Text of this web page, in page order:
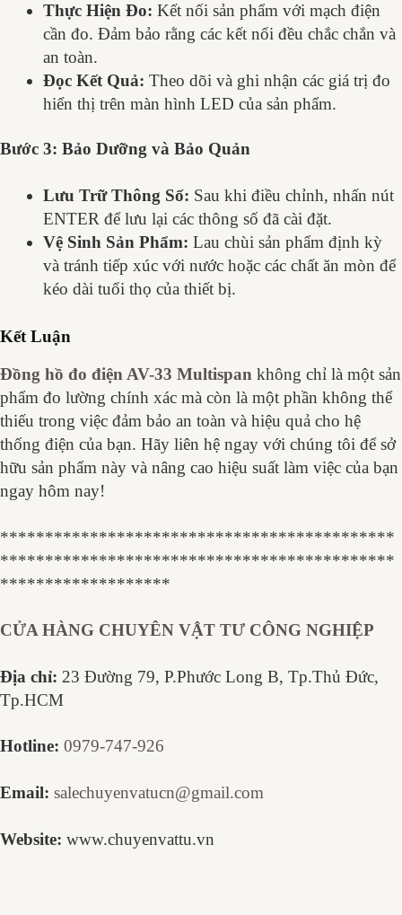
Thực Hiện Đo: Kết nối sản phẩm với mạch điện
cần đo. Đảm bảo rằng các kết nối đều chắc chắn và
an toàn.
Đọc Kết Quả: Theo dõi và ghi nhận các giá trị đo
hiển thị trên màn hình LED của sản phẩm.
Bước 3: Bảo Dưỡng và Bảo Quản
Lưu Trữ Thông Số: Sau khi điều chỉnh, nhấn nút
ENTER để lưu lại các thông số đã cài đặt.
Vệ Sinh Sản Phẩm: Lau chùi sản phẩm định kỳ
và tránh tiếp xúc với nước hoặc các chất ăn mòn để
kéo dài tuổi thọ của thiết bị.
Kết Luận
Đồng hồ đo điện AV-33 Multispan không chỉ là một sản
phẩm đo lường chính xác mà còn là một phần không thể
thiếu trong việc đảm bảo an toàn và hiệu quả cho hệ
thống điện của bạn. Hãy liên hệ ngay với chúng tôi để sở
hữu sản phẩm này và nâng cao hiệu suất làm việc của bạn
ngay hôm nay!
********************************************
********************************************
*******************
CỬA HÀNG CHUYÊN VẬT TƯ CÔNG NGHIỆP
Địa chỉ: 23 Đường 79, P.Phước Long B, Tp.Thủ Đức,
Tp.HCM
Hotline: 0979-747-926
Email: salechuyenvatucn@gmail.com
Website: www.chuyenvattu.vn